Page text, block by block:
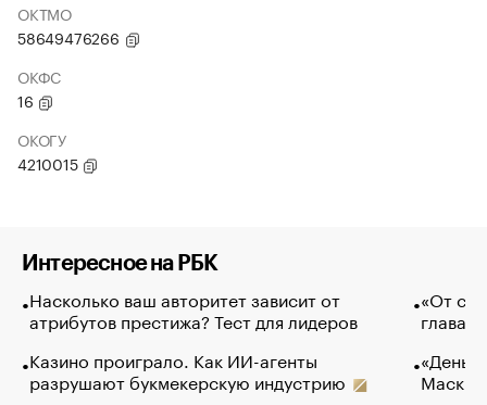
ОКТМО
58649476266
ОКФС
16
ОКОГУ
4210015
Интересное на РБК
Насколько ваш авторитет зависит от
атрибутов престижа? Тест для лидеров
Казино проиграло. Как ИИ-агенты
разрушают букмекерскую индустрию
«От
глава
Маск в